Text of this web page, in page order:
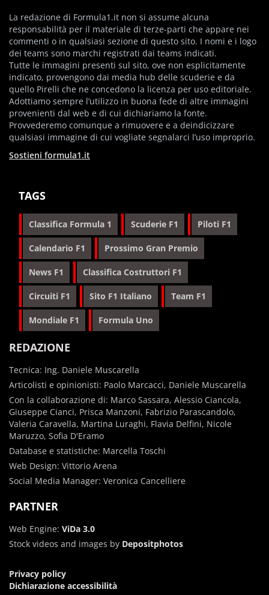
La redazione di Formula1.it non si assume alcuna
responsabilità per il materiale di terze-parti che appare nei
commenti o in qualsiasi sezione di questo sito. I nomi e i logo
dei teams sono marchi registrati dai teams indicati.
Tutte le immagini presenti sul sito, ove non esplicitamente
indicato, provengono dai media hub delle scuderie e da
quello Pirelli che ne concedono la licenza per uso editoriale.
Adottiamo sempre l’utilizzo in buona fede di altre immagini
provenienti dal web e di cui dichiariamo la fonte.
Provvederemo comunque a rimuovere e a deindicizzare
qualsiasi immagine di cui vogliate segnalarci l’uso improprio.
Sostieni formula1.it
TAGS
Classifica Formula 1 Scuderie F1 Piloti F1
Calendario F1 Prossimo Gran Premio
News F1 Classifica Costruttori F1
Circuiti F1 Sito F1 Italiano Team F1
Mondiale F1 Formula Uno
REDAZIONE
Tecnica: Ing. Daniele Muscarella
Articolisti e opinionisti: Paolo Marcacci, Daniele Muscarella
Con la collaborazione di: Marco Sassara, Alessio Ciancola,
Giuseppe Cianci, Prisca Manzoni, Fabrizio Parascandolo,
Valeria Caravella, Martina Luraghi, Flavia Delfini, Nicole
Maruzzo, Sofia D'Eramo
Database e statistiche: Marcella Toschi
Web Design: Vittorio Arena
Social Media Manager: Veronica Cancelliere
PARTNER
Web Engine: ViDa 3.0
Stock videos and images by Depositphotos
Privacy policy
Dichiarazione accessibilità